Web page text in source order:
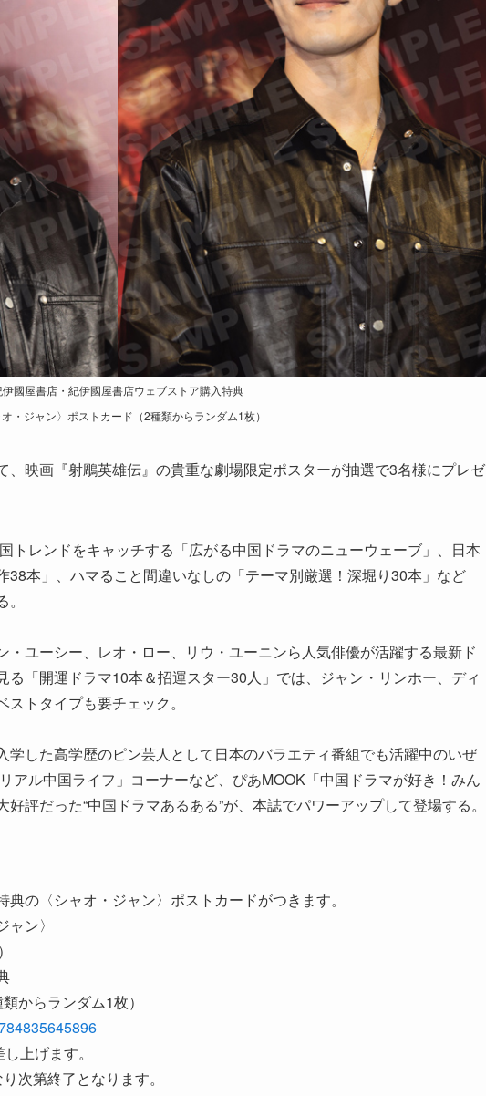
伊國屋書店・紀伊國屋書店ウェブストア購入特典
オ・ジャン〉ポストカード（2種類からランダム1枚）
、映画『射鵰英雄伝』の貴重な劇場限定ポスターが抽選で3名様にプレゼ
トレンドをキャッチする「広がる中国ドラマのニューウェーブ」、日本
38本」、ハマること間違いなしの「テーマ別厳選！深堀り30本」など
・ユーシー、レオ・ロー、リウ・ユーニンら人気俳優が活躍する最新ド
「開運ドラマ10本＆招運スター30人」では、ジャン・リンホー、ディ
トタイプも要チェック。
学した高学歴のピン芸人として日本のバラエティ番組でも活躍中のいぜ
アル中国ライフ」コーナーなど、ぴあMOOK「中国ドラマが好き！みん
評だった“中国ドラマあるある”が、本誌でパワーアップして登場する。
の〈シャオ・ジャン〉ポストカードがつきます。
ン〉
からランダム1枚）
上げます。
次第終了となります。